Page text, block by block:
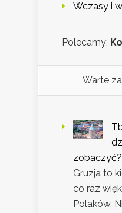
Wczasy i
Polecamy;
Warte
zobaczyć?
Gruzja to
co raz
Polaków.